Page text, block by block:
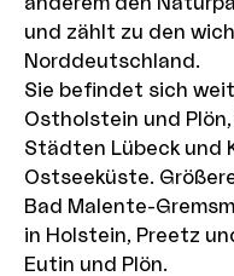
und zählt zu den
Norddeutschland.
Sie befindet sich
Ostholstein und
Städten Lübeck und
Ostseeküste.
Bad Malente-
in Holstein, Preetz
Eutin und Plön.